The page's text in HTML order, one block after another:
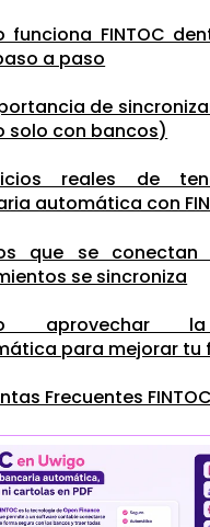
funciona FINTOC
a paso
de
solo con bancos)
reales de
automática con
que se
se sincroniza
aprovechar la
para mejorar tu
Frecuentes FINTOC